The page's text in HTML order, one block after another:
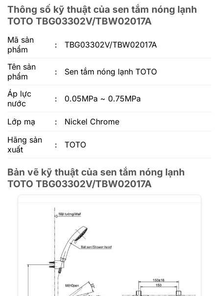
Thông số kỹ thuật của sen tắm nóng lạnh
TOTO TBG03302V/TBW02017A
Mã sản
phẩm
: TBG03302V/TBW02017A
Tên sản
phẩm
: Sen tắm nóng lạnh TOTO
Áp lực
nước
: 0.05MPa ~ 0.75MPa
Lớp mạ :
Nickel Chrome
Hãng sản
xuất
: TOTO
Bản vẽ kỹ thuật của sen tắm nóng lạnh
TOTO TBG03302V/TBW02017A